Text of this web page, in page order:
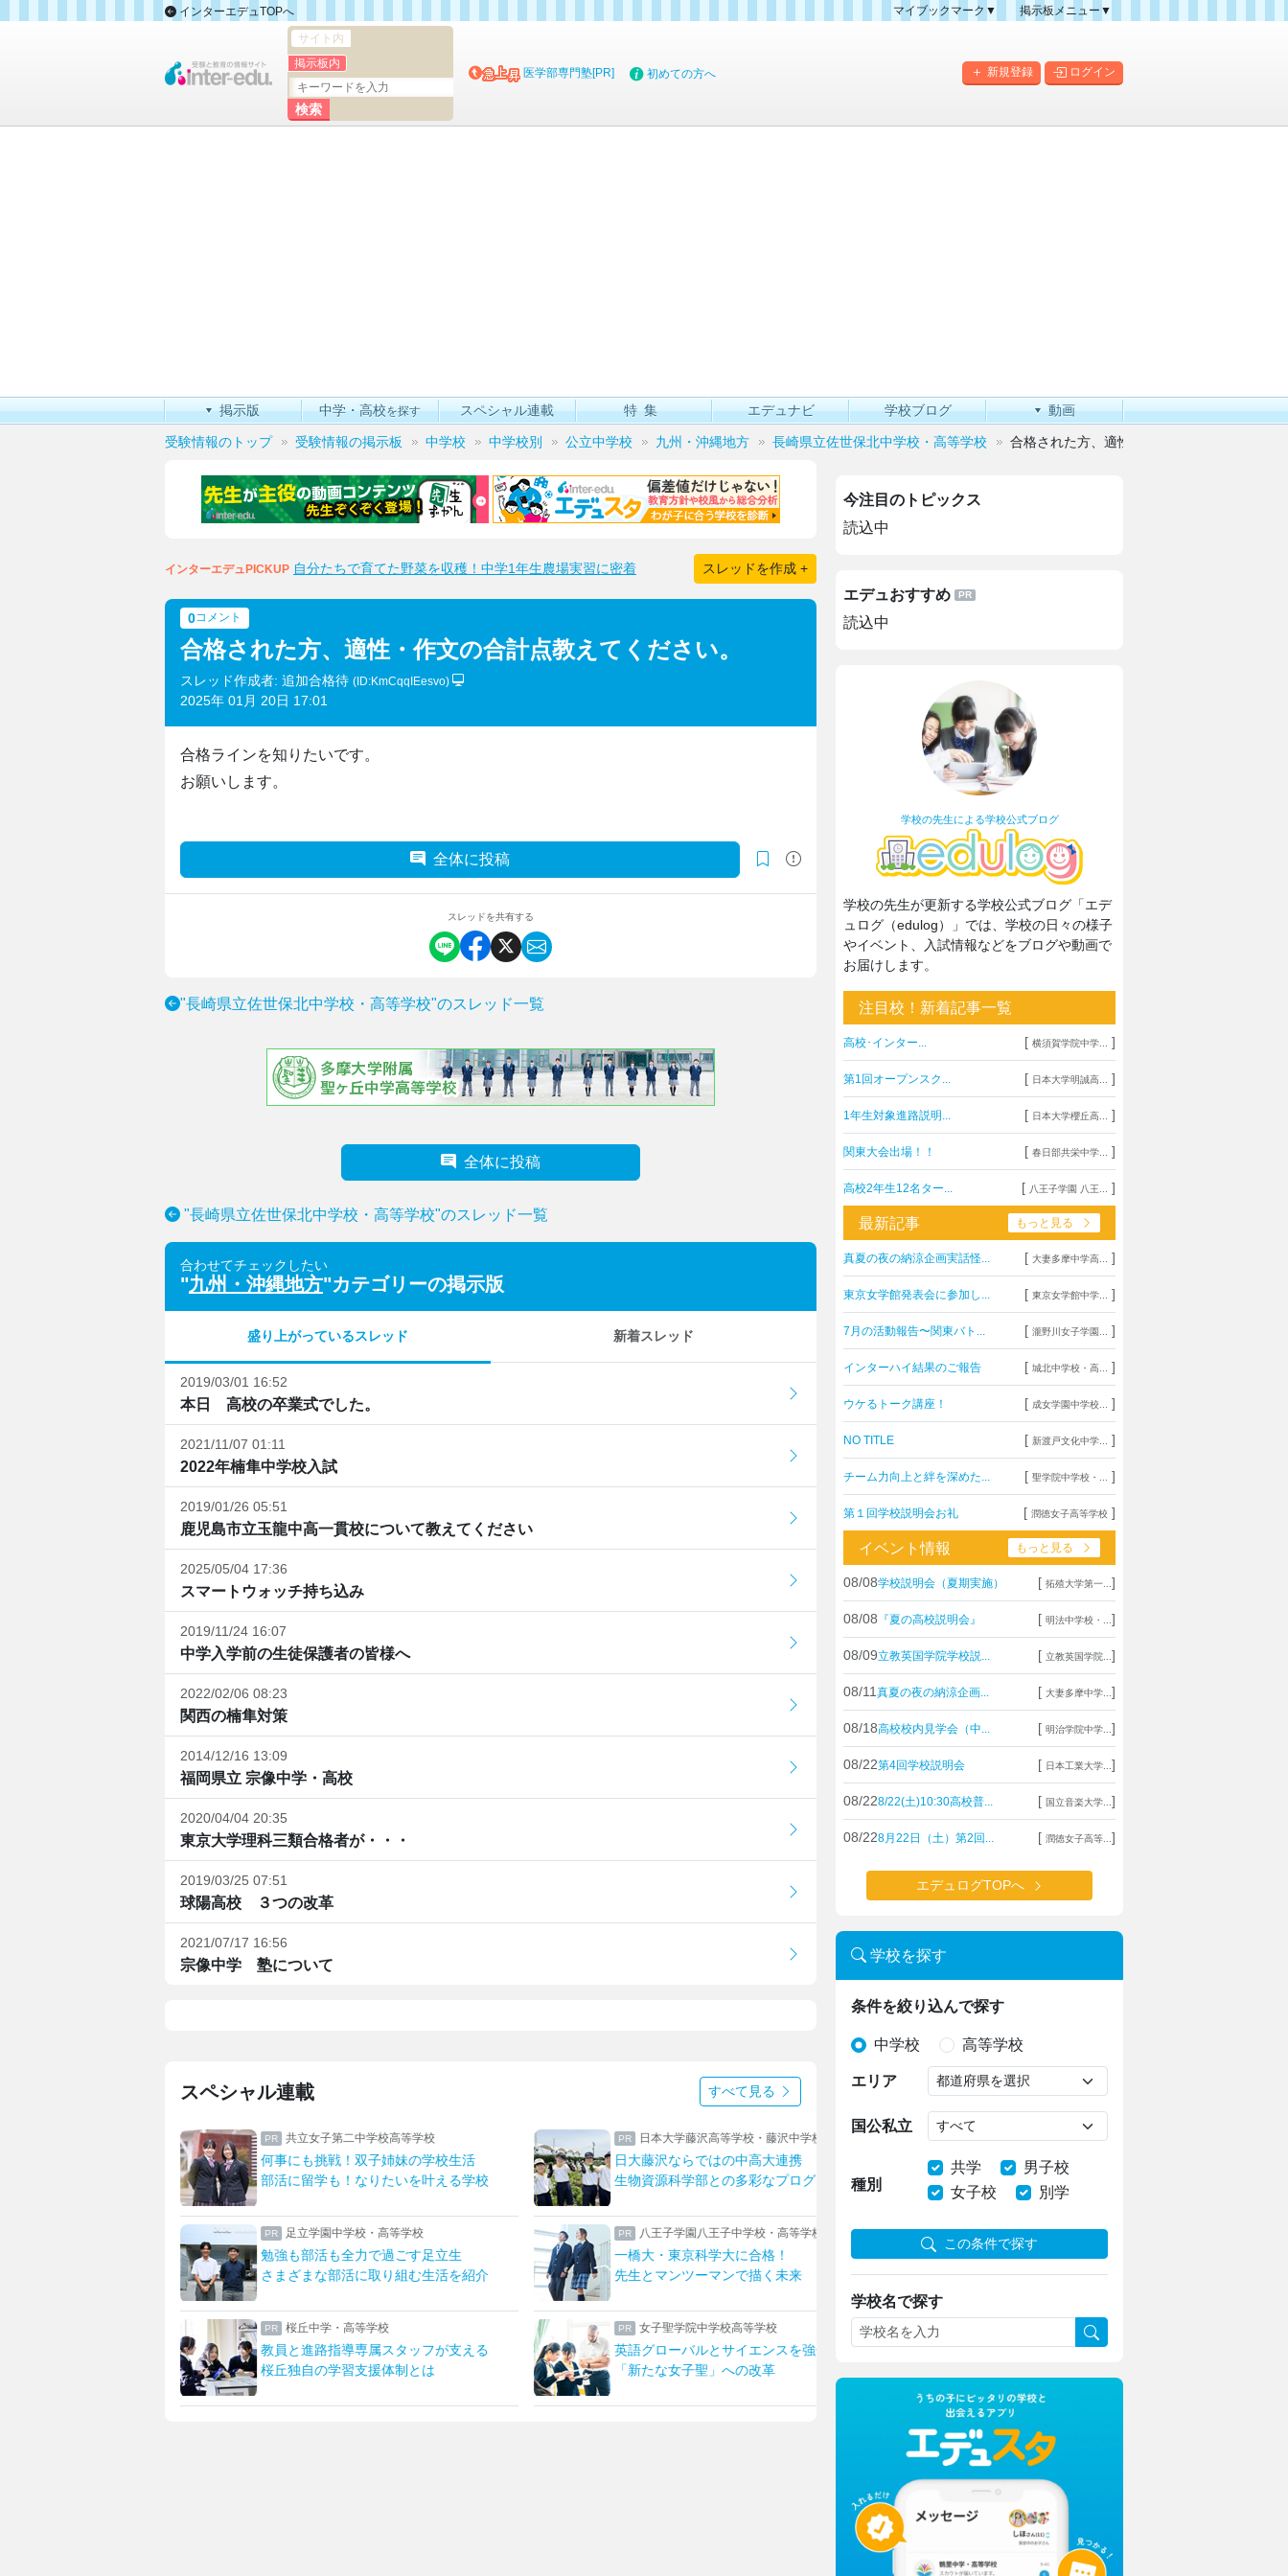
インターエデュTOPへ
マイブックマーク▼
掲示板メニュー▼
掲示板マップ
新規登録 ログイン
サイト内
掲示板内
医学部専門塾[PR] 初めての方へ
掲示版 中学・高校を探す スペシャル連載 特集 エデュナビ 学校ブログ 動画
受験情報のトップ 受験情報の掲示板 中学校 中学校別 公立中学校 九州・沖縄地方 長崎県立佐世保北中学校・高等学校 合格された方、適性・作文の合計点教えてく
インターエデュPICKUP 自分たちで育てた野菜を収穫！中学1年生農場実習に密着 スレッドを作成 +
0コメント
合格された方、適性・作文の合計点教えてください。
スレッド作成者: 追加合格待 (ID:KmCqqIEesvo)
2025年 01月 20日 17:01
合格ラインを知りたいです。
お願いします。
全体に投稿
スレッドを共有する
"長崎県立佐世保北中学校・高等学校"のスレッド一覧
全体に投稿
"長崎県立佐世保北中学校・高等学校"のスレッド一覧
合わせてチェックしたい
"九州・沖縄地方"カテゴリーの掲示版
盛り上がっているスレッド 新着スレッド
2019/03/01 16:52
本日 高校の卒業式でした。
2021/11/07 01:11
2022年楠隼中学校入試
2019/01/26 05:51
鹿児島市立玉龍中高一貫校について教えてください
2025/05/04 17:36
スマートウォッチ持ち込み
2019/11/24 16:07
中学入学前の生徒保護者の皆様へ
2022/02/06 08:23
関西の楠隼対策
2014/12/16 13:09
福岡県立 宗像中学・高校
2020/04/04 20:35
東京大学理科三類合格者が・・・
2019/03/25 07:51
球陽高校 ３つの改革
2021/07/17 16:56
宗像中学 塾について
スペシャル連載 すべて見る
日本大学藤沢高等学校・藤沢中学校
日大藤沢ならではの中高大連携
生物資源科学部との多彩なプログラム
八王子学園八王子中学校・高等学校
一橋大・東京科学大に合格！
先生とマンツーマンで描く未来
女子聖学院中学校高等学校
英語グローバルとサイエンスを強化！
「新たな女子聖」への改革
上野学園中学校・高等学校
ハープやフルート！ひとり一つの楽器
上野ならではのフィールドワーク
瀧野川女子学園中学高等学校
生成AIを“アシスタント”に
発想を形にする授業でキャリア教育
東京家政大学附属女子中学校高等学校
新校長に就任！未来の展望について取材
日本大学豊山女子中学校・高等学校
理想を形にデザインと機能性をアップ
生徒たちに託された夏服リニューアル
城西大学附属城西中学・高等学校
1分1秒を無駄にしない！
城西生「文武両道の時間活用術」
安田学園中学校・高等学校
一橋大・東京科学大に合格！
今注目のトピックス
読込中
エデュおすすめ
読込中
学校の先生による学校公式ブログ
学校の先生が更新する学校公式ブログ「エデ
ュログ（edulog）」では、学校の日々の様子
やイベント、入試情報などをブログや動画で
お届けします。
注目校！新着記事一覧
高校･インター... [ 横須賀学院中学... ]
第1回オープンスク... [ 日本大学明誠高... ]
1年生対象進路説明... [ 日本大学櫻丘高... ]
関東大会出場！！ [ 春日部共栄中学... ]
高校2年生12名ター... [ 八王子学園 八王... ]
最新記事 もっと見る
真夏の夜の納涼企画実話怪... [ 大妻多摩中学高... ]
東京女学館発表会に参加し... [ 東京女学館中学... ]
7月の活動報告〜関東バト... [ 瀧野川女子学園... ]
インターハイ結果のご報告 [ 城北中学校・高... ]
ウケるトーク講座！ [ 成女学園中学校... ]
NO TITLE [ 新渡戸文化中学... ]
チーム力向上と絆を深めた... [ 聖学院中学校・... ]
第１回学校説明会お礼 [ 潤徳女子高等学校 ]
イベント情報 もっと見る
08/08学校説明会（夏期実施） [ 拓殖大学第一... ]
08/08 『夏の高校説明会』 [ 明法中学校・... ]
08/09立教英国学院学校説... [ 立教英国学院... ]
08/11 真夏の夜の納涼企画... [ 大妻多摩中学... ]
08/18高校校内見学会（中... [ 明治学院中学... ]
08/22第4回学校説明会 [ 日本工業大学... ]
08/228/22(土)10:30高校普... [ 国立音楽大学... ]
08/228月22日（土）第2回... [ 潤徳女子高等... ]
エデュログTOPへ
学校を探す
条件を絞り込んで探す
中学校 高等学校
エリア
国公私立
種別
共学
男子校
女子校
別学
この条件で探す
学校名で探す